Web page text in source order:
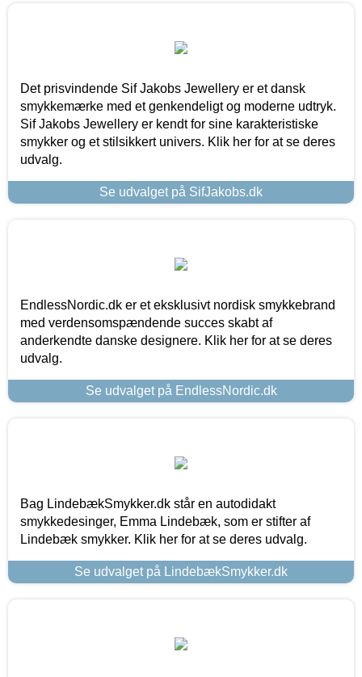
Det prisvindende Sif Jakobs Jewellery er et dansk
smykkemærke med et genkendeligt og moderne udtryk.
Sif Jakobs Jewellery er kendt for sine karakteristiske
smykker og et stilsikkert univers. Klik her for at se deres
udvalg.
Se udvalget på SifJakobs.dk
EndlessNordic.dk er et eksklusivt nordisk smykkebrand
med verdensomspændende succes skabt af
anderkendte danske designere. Klik her for at se deres
udvalg.
Se udvalget på EndlessNordic.dk
Bag LindebækSmykker.dk står en autodidakt
smykkedesinger, Emma Lindebæk, som er stifter af
Lindebæk smykker. Klik her for at se deres udvalg.
Se udvalget på LindebækSmykker.dk